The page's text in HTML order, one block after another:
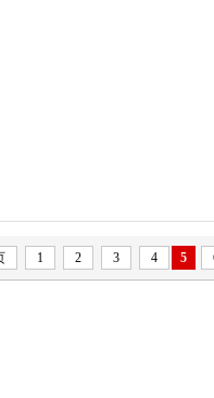
1 2 3 4 5